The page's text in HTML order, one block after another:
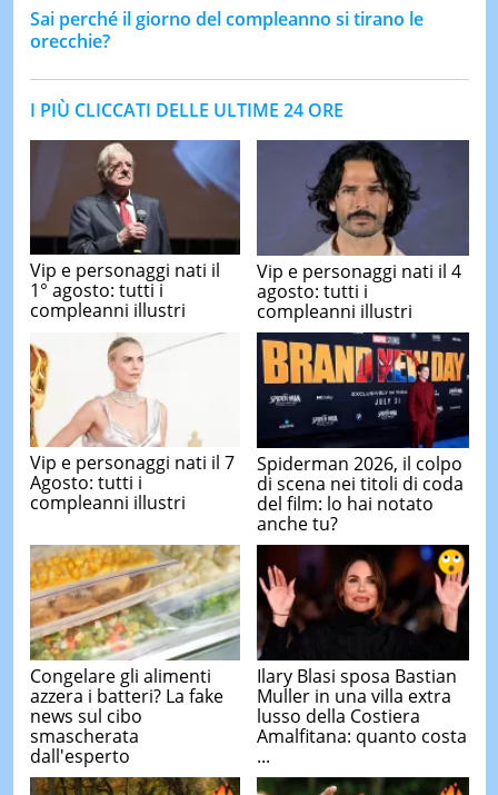
Sai perché il giorno del compleanno si tirano le
orecchie?
I PIÙ CLICCATI DELLE ULTIME 24 ORE
Vip e personaggi nati il
1° agosto: tutti i
compleanni illustri
Vip e personaggi nati il 4
agosto: tutti i
compleanni illustri
Vip e personaggi nati il 7
Agosto: tutti i
compleanni illustri
Spiderman 2026, il colpo
di scena nei titoli di coda
del film: lo hai notato
anche tu?
Congelare gli alimenti
azzera i batteri? La fake
news sul cibo
smascherata
dall'esperto
Ilary Blasi sposa Bastian
Muller in una villa extra
lusso della Costiera
Amalfitana: quanto costa
...